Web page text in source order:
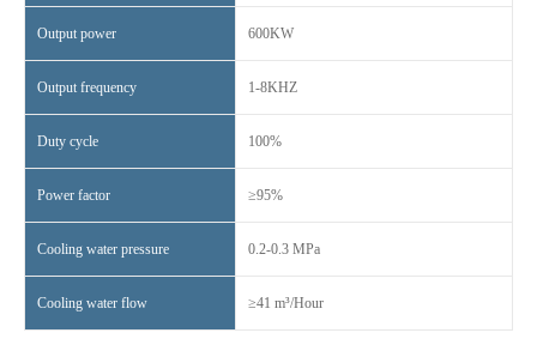
Output power 600KW
Output frequency 1-8KHZ
Duty cycle 100%
Power factor ≥95%
Cooling water pressure 0.2-0.3 MPa
Cooling water flow ≥41 m³/Hour